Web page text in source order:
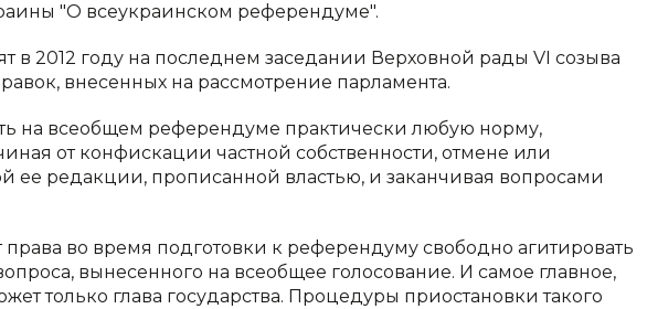
"О всеукраинском референдуме".
в 2012 году на последнем заседании Верховной рады VI созыва
внесенных на рассмотрение парламента.
на всеобщем референдуме практически любую норму,
от конфискации частной собственности, отмене или
ее редакции, прописанной властью, и заканчивая вопросами
во время подготовки к референдуму свободно агитировать
вынесенного на всеобщее голосование. И самое главное,
только глава государства. Процедуры приостановки такого